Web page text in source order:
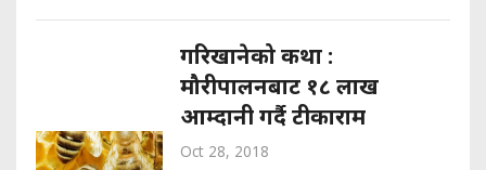
गरिखानेको कथा :
मौरीपालनबाट १८ लाख
आम्दानी गर्दै टीकाराम
Oct 28, 2018